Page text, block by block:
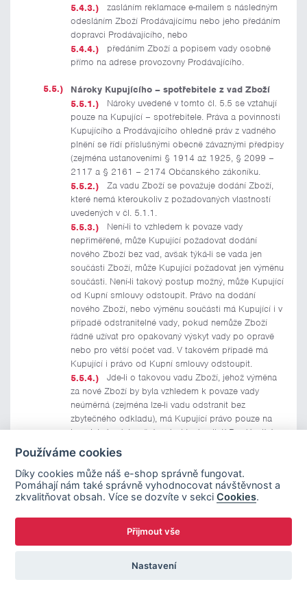
zasláním reklamace e-mailem s následným
odesláním Zboží Prodávajícímu nebo jeho předáním
dopravci Prodávajícího, nebo
předáním Zboží a popisem vady osobně
přímo na adrese provozovny Prodávajícího.
Nároky Kupujícího – spotřebitele z vad Zboží
Nároky uvedené v tomto čl. 5.5 se vztahují
pouze na Kupující – spotřebitele. Práva a povinnosti
Kupujícího a Prodávajícího ohledně práv z vadného
plnění se řídí příslušnými obecně závaznými předpisy
(zejména ustanoveními § 1914 až 1925, § 2099 –
2117 a § 2161 – 2174 Občanského zákoníku.
Za vadu Zboží se považuje dodání Zboží,
které nemá kteroukoliv z požadovaných vlastností
uvedených v čl. 5.1.1.
Není-li to vzhledem k povaze vady
nepřiměřené, může Kupující požadovat dodání
nového Zboží bez vad, avšak týká-li se vada jen
součásti Zboží, může Kupující požadovat jen výměnu
součásti. Není-li takový postup možný, může Kupující
od Kupní smlouvy odstoupit. Právo na dodání
nového Zboží, nebo výměnu součásti má Kupující i v
případě odstranitelné vady, pokud nemůže Zboží
řádně užívat pro opakovaný výskyt vady po opravě
nebo pro větší počet vad. V takovém případě má
Kupující i právo od Kupní smlouvy odstoupit.
Jde-li o takovou vadu Zboží, jehož výměna
za nové Zboží by byla vzhledem k povaze vady
neúměrná (zejména lze-li vadu odstranit bez
zbytečného odkladu), má Kupující právo pouze na
bezplatné odstranění vady, které zajistí Prodávající.
Neodstoupí-li Kupující od Kupní smlouvy
nebo neuplatní-li právo na dodání nového Zboží bez
vad či na výměnu součásti Zboží (čl. 5.5.3) nebo na
bezplatnou opravu Zboží (čl. 5.5.4), může požadovat
přiměřenou slevu. Kupující má právo na přiměřenou
nové Zboží bez vad, vyměnit jeho součást nebo
zjednání nápravy Kupujícímu působilo značné obtíže.
Používáme cookies
Díky cookies může náš e-shop správně fungovat.
Pomáhají nám také správně vyhodnocovat návštěvnost a
zkvalitňovat obsah. Více se dozvíte v sekciCookies.
Přijmout vše
Nastavení